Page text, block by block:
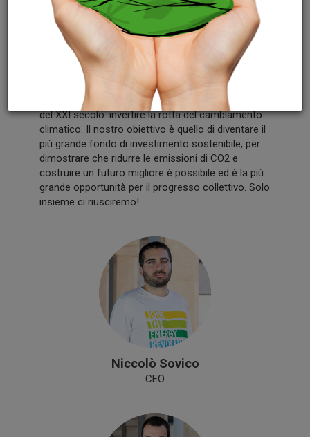
ENERTEAM
Una passione, molte idee e un gruppo di persone
motivate ad affrontare una delle più grandi sfide
del XXI secolo: invertire la rotta del cambiamento
climatico. Il nostro obiettivo è quello di diventare il
più grande fondo di investimento sostenibile, per
dimostrare che ridurre le emissioni di CO2 e
costruire un futuro migliore è possibile ed è la più
grande opportunità per il progresso collettivo. Solo
insieme ci riusciremo!
Niccolò Sovico
CEO